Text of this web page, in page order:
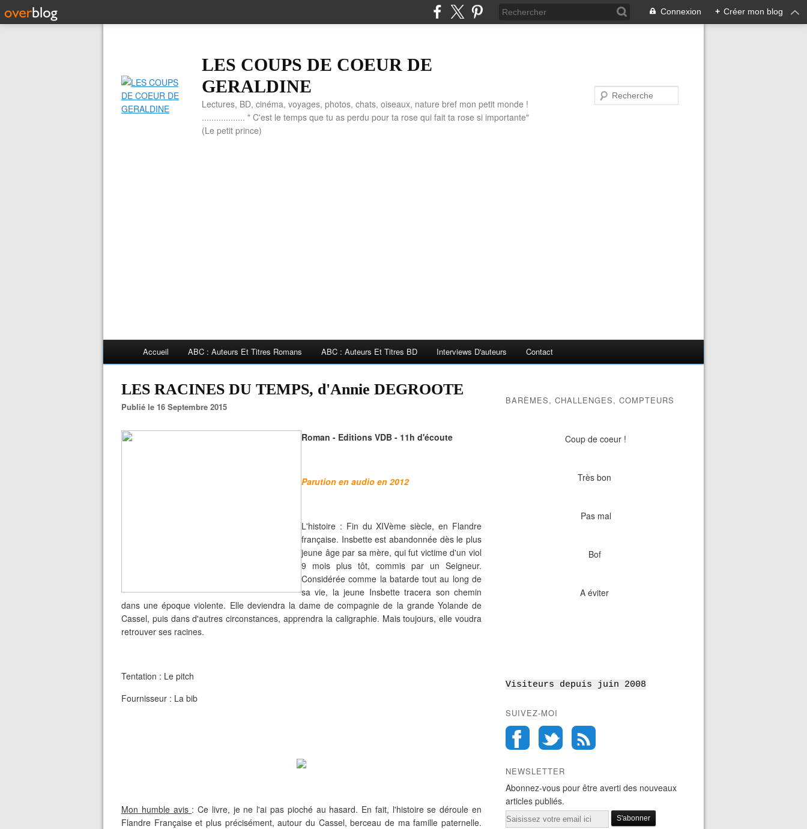
Connexion + Créer mon blog
LES COUPS DE COEUR DE
GERALDINE
Lectures, BD, cinéma, voyages, photos, chats, oiseaux, nature bref mon petit monde !
.................. " C'est le temps que tu as perdu pour ta rose qui fait ta rose si importante"
(Le petit prince)
Accueil ABC : Auteurs Et Titres Romans ABC : Auteurs Et Titres BD Interviews D'auteurs Contact
LES RACINES DU TEMPS, d'Annie DEGROOTE
Publié le 16 Septembre 2015
Roman - Editions VDB - 11h d'écoute
Parution en audio en 2012
L'histoire : Fin du XIVème siècle, en Flandre
française. Insbette est abandonnée dès le plus
jeune âge par sa mère, qui fut victime d'un viol
9 mois plus tôt, commis par un Seigneur.
Considérée comme la batarde tout au long de
sa vie, la jeune Insbette tracera son chemin
dans une époque violente. Elle deviendra la dame de compagnie de la grande Yolande de
Cassel, puis dans d'autres circonstances, apprendra la caligraphie. Mais toujours, elle voudra
retrouver ses racines.
Tentation : Le pitch
Fournisseur : La bib
Mon humble avis : Ce livre, je ne l'ai pas pioché au hasard. En fait, l'histoire se déroule en
Flandre Française et plus précisément, autour du Cassel, berceau de ma famille paternelle.
BARÈMES, CHALLENGES, COMPTEURS
Coup de coeur !
Très bon
Pas mal
Bof
A éviter
Visiteurs depuis juin 2008
SUIVEZ-MOI
NEWSLETTER
Abonnez-vous pour être averti des nouveaux
articles publiés.
Email